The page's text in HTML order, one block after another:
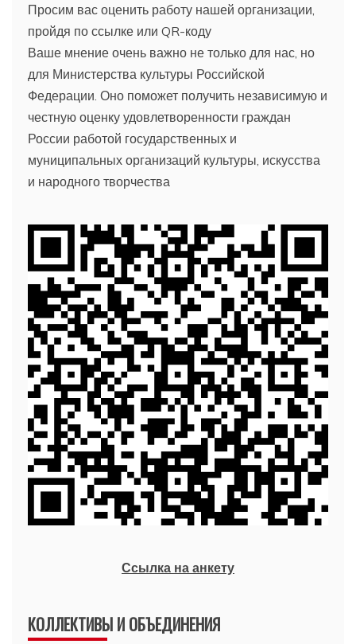
Просим вас оценить работу нашей организации,
пройдя по ссылке или QR-коду
Ваше мнение очень важно не только для нас, но
для Министерства культуры Российской
Федерации. Оно поможет получить независимую и
честную оценку удовлетворенности граждан
России работой государственных и
муниципальных организаций культуры, искусства
и народного творчества
Ссылка на анкету
КОЛЛЕКТИВЫ И ОБЪЕДИНЕНИЯ